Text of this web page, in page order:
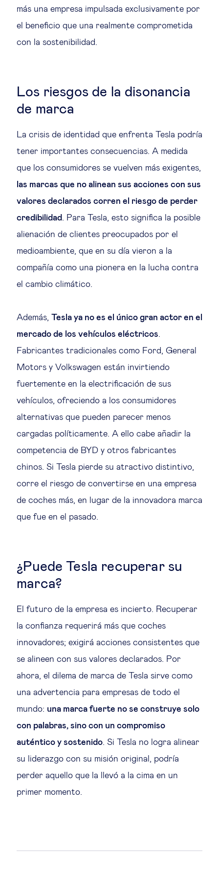
más una empresa impulsada exclusivamente por
el beneficio que una realmente comprometida
con la sostenibilidad.
Los riesgos de la disonancia
de marca
La crisis de identidad que enfrenta Tesla podría
tener importantes consecuencias. A medida
que los consumidores se vuelven más exigentes,
las marcas que no alinean sus acciones con sus
valores declarados corren el riesgo de perder
credibilidad. Para Tesla, esto significa la posible
alienación de clientes preocupados por el
medioambiente, que en su día vieron a la
compañía como una pionera en la lucha contra
el cambio climático.
Además, Tesla ya no es el único gran actor en el
mercado de los vehículos eléctricos.
Fabricantes tradicionales como Ford, General
Motors y Volkswagen están invirtiendo
fuertemente en la electrificación de sus
vehículos, ofreciendo a los consumidores
alternativas que pueden parecer menos
cargadas políticamente. A ello cabe añadir la
competencia de BYD y otros fabricantes
chinos. Si Tesla pierde su atractivo distintivo,
corre el riesgo de convertirse en una empresa
de coches más, en lugar de la innovadora marca
que fue en el pasado.
¿Puede Tesla recuperar su
marca?
El futuro de la empresa es incierto. Recuperar
la confianza requerirá más que coches
innovadores; exigirá acciones consistentes que
se alineen con sus valores declarados. Por
ahora, el dilema de marca de Tesla sirve como
una advertencia para empresas de todo el
mundo: una marca fuerte no se construye solo
con palabras, sino con un compromiso
auténtico y sostenido. Si Tesla no logra alinear
su liderazgo con su misión original, podría
perder aquello que la llevó a la cima en un
primer momento.